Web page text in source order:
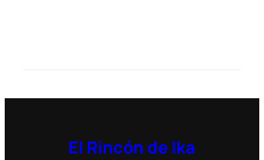
El Rincón de Ika